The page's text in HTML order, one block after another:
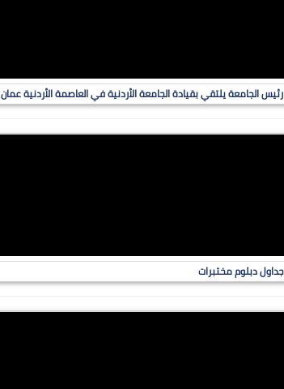
رئيس الجامعة يلتقي بقيادة الجامعة الأردنية في العاصمة الأردنية عمان
جداول دبلوم مختبرات